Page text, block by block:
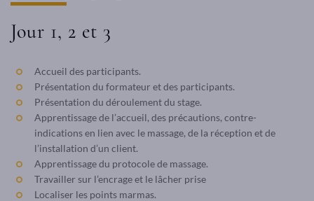
Jour 1, 2 et 3
Accueil des participants.
Présentation du formateur et des participants.
Présentation du déroulement du stage.
Apprentissage de l’accueil, des précautions, contre-
indications en lien avec le massage, de la réception et de
l’installation d’un client.
Apprentissage du protocole de massage.
Travailler sur l’encrage et le lâcher prise
Localiser les points marmas.